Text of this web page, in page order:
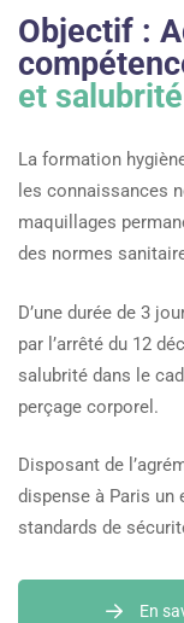
Objectif :
et salubrité
La formation
les connaissances
maquillages
des normes
D’une durée de 3
par l’arrêté du 12
salubrité dans le
perçage corporel.
Disposant de
dispense à Paris un
standards de
En